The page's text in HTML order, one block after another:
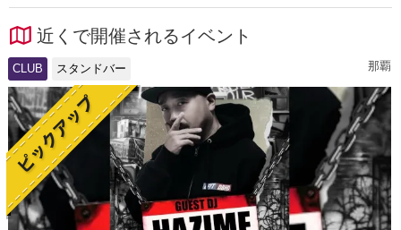
近くで開催されるイベント
CLUB スタンドバー 那覇